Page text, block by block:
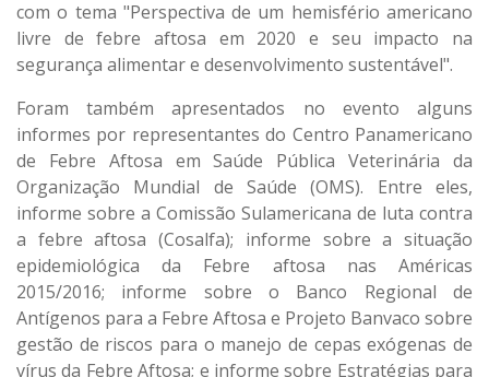
com o tema "Perspectiva de um hemisfério americano
livre de febre aftosa em 2020 e seu impacto na
segurança alimentar e desenvolvimento sustentável".
Foram também apresentados no evento alguns
informes por representantes do Centro Panamericano
de Febre Aftosa em Saúde Pública Veterinária da
Organização Mundial de Saúde (OMS). Entre eles,
informe sobre a Comissão Sulamericana de luta contra
a febre aftosa (Cosalfa); informe sobre a situação
epidemiológica da Febre aftosa nas Américas
2015/2016; informe sobre o Banco Regional de
Antígenos para a Febre Aftosa e Projeto Banvaco sobre
gestão de riscos para o manejo de cepas exógenas de
vírus da Febre Aftosa; e informe sobre Estratégias para